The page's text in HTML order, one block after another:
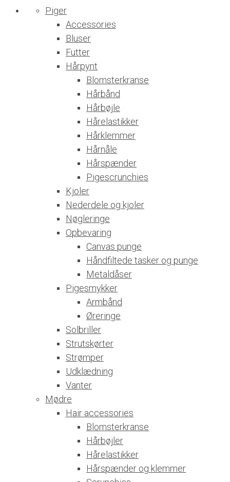
Piger
Accessories
Bluser
Futter
Hårpynt
Blomsterkranse
Hårbånd
Hårbøjle
Hårelastikker
Hårklemmer
Hårnåle
Hårspænder
Pigescrunchies
Kjoler
Nederdele og kjoler
Nøgleringe
Opbevaring
Canvas punge
Håndfiltede tasker og punge
Metaldåser
Pigesmykker
Armbånd
Øreringe
Solbriller
Strutskørter
Strømper
Udklædning
Vanter
Mødre
Hair accessories
Blomsterkranse
Hårbøjler
Hårelastikker
Hårspænder og klemmer